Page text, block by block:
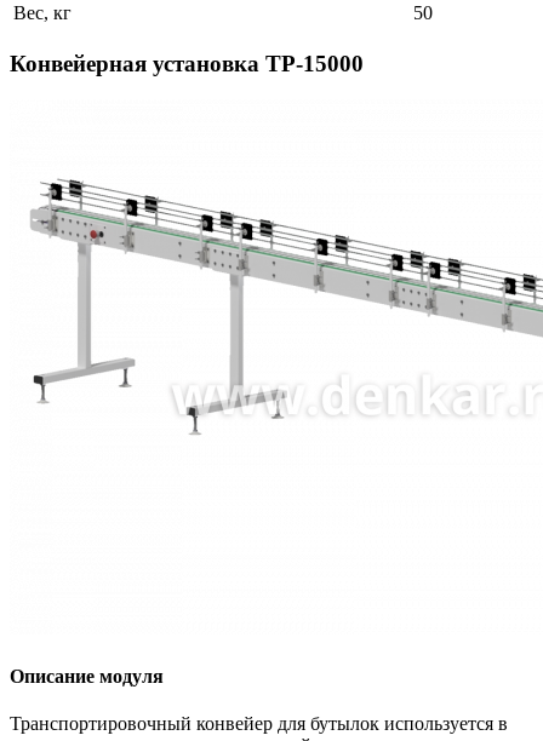
Вес, кг
50
Конвейерная установка ТР-15000
Описание модуля
Транспортировочный конвейер для бутылок используется в